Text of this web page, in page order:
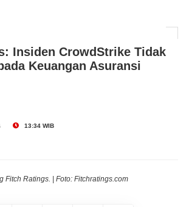
Insiden CrowdStrike Tidak
Keuangan Asuransi
13:34 WIB
Fitch Ratings. | Foto: Fitchratings.com